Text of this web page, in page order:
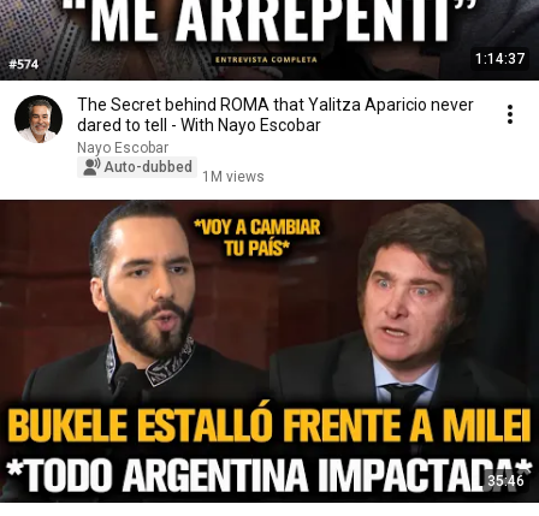
1:14:37
The Secret behind ROMA that Yalitza Aparicio never
dared to tell - With Nayo Escobar
Nayo Escobar
Auto-dubbed
1M views
35:46